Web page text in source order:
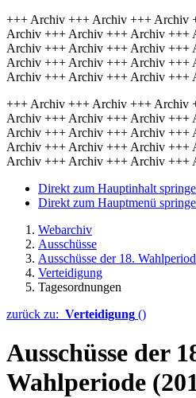
+++ Archiv +++ Archiv +++ Archiv
Archiv +++ Archiv +++ Archiv +++
Archiv +++ Archiv +++ Archiv +++
Archiv +++ Archiv +++ Archiv +++
Archiv +++ Archiv +++ Archiv +++
+++ Archiv +++ Archiv +++ Archiv
Archiv +++ Archiv +++ Archiv +++
Archiv +++ Archiv +++ Archiv +++
Archiv +++ Archiv +++ Archiv +++
Archiv +++ Archiv +++ Archiv +++
Direkt zum Hauptinhalt
Direkt zum Hauptmenü
Webarchiv
Ausschüsse
Ausschüsse der 18.
Verteidigung
Tagesordnungen
zurück zu: Verteidigung ()
Ausschüsse der
Wahlperiode